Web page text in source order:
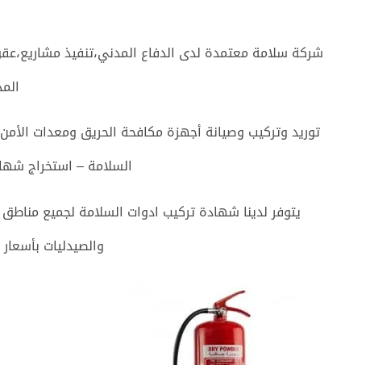
شركة سلامة معتمدة لدى الدفاع المدني،تنفيذ
توريد وتركيب وصيانة أجهزة مكافحة الحريق ومعدات
السلامة – استخراج
يتوفر لدينا شهادة تركيب ادوات السلامة لجميع
والصيدليات